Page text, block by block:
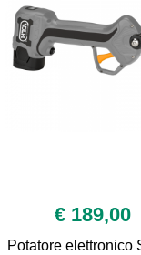
€ 189,00
Potatore elettronico